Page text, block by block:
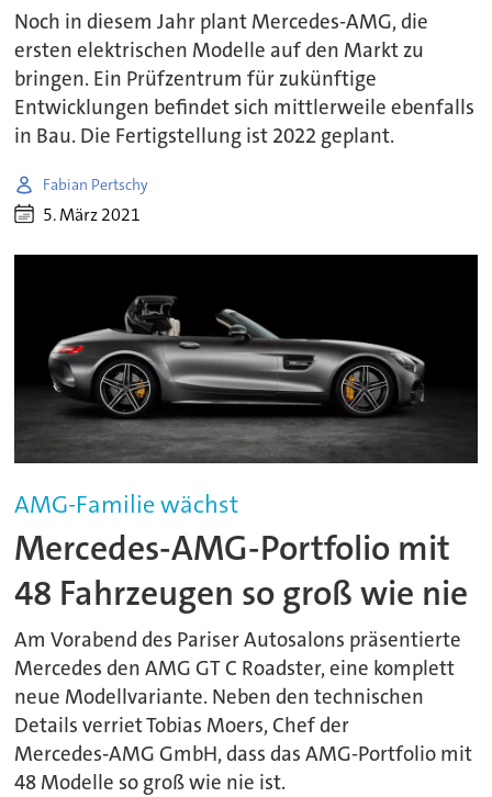
Noch in diesem Jahr plant Mercedes-AMG, die
ersten elektrischen Modelle auf den Markt zu
bringen. Ein Prüfzentrum für zukünftige
Entwicklungen befindet sich mittlerweile ebenfalls
in Bau. Die Fertigstellung ist 2022 geplant.
Fabian Pertschy
5. März 2021
AMG-Familie wächst
Mercedes-AMG-Portfolio mit
48 Fahrzeugen so groß wie nie
Am Vorabend des Pariser Autosalons präsentierte
Mercedes den AMG GT C Roadster, eine komplett
neue Modellvariante. Neben den technischen
Details verriet Tobias Moers, Chef der
Mercedes‑AMG GmbH, dass das AMG-Portfolio mit
48 Modelle so groß wie nie ist.